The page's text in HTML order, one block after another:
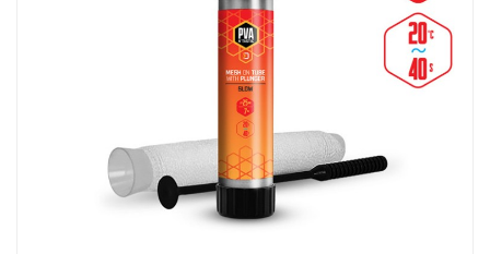
krmnou směs v bezprostřední blízkosti nástrahy,
čímž výrazně zvýší její atraktivnost pro kaprovité
ryby. Upozornění: PVA produkty jsou vodou
rozpustné, manipulujte s nimi proto jen se suchýma
rukama, aby nedošlo k jejich deformaci či
poškození. Technické parametry: Průměr:
25mm(úzká) Délka: 7m Doba rozpustnosti: cca
40s/20°C voda